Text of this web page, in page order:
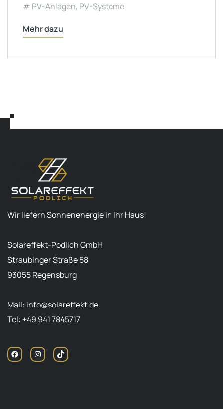
PV-Anlagen, PV-Systeme
Mehr dazu
Wir liefern Sonnenenergie in Ihr Haus!
Solareffekt-Podlich GmbH
Straubinger Straße 58
93055 Regensburg
Mail: info@solareffekt.de
Tel: +49 941 7845717